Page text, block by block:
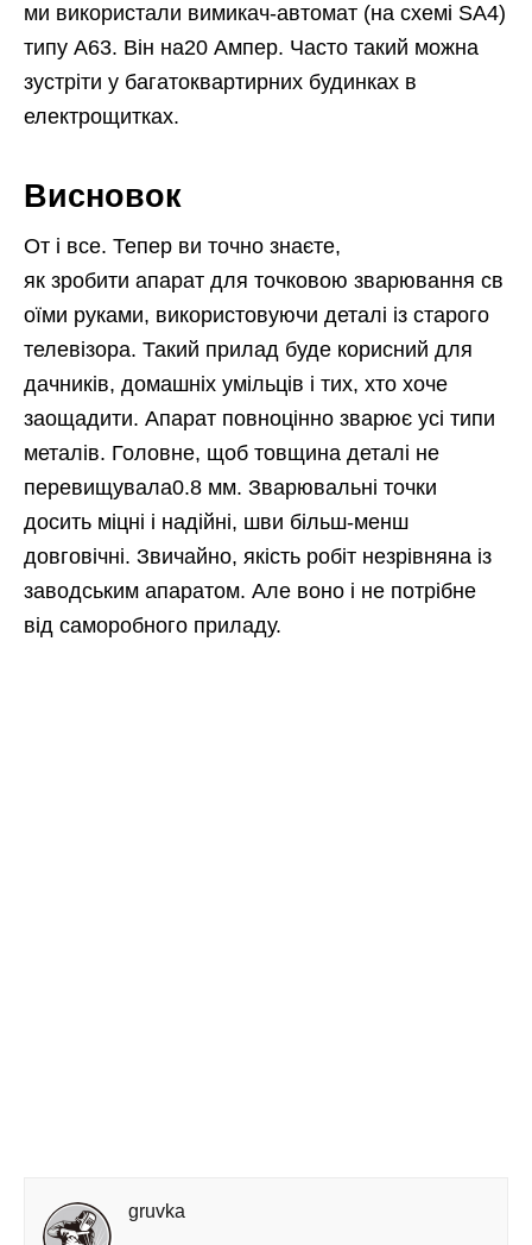
ми використали вимикач-автомат (на схемі SA4)
типу А63. Він на20 Ампер. Часто такий можна
зустріти у багатоквартирних будинках в
електрощитках.
Висновок
От і все. Тепер ви точно знаєте,
як зробити апарат для точковою зварювання св
оїми руками, використовуючи деталі із старого
телевізора. Такий прилад буде корисний для
дачників, домашніх умільців і тих, хто хоче
заощадити. Апарат повноцінно зварює усі типи
металів. Головне, щоб товщина деталі не
перевищувала0.8 мм. Зварювальні точки
досить міцні і надійні, шви більш-менш
довговічні. Звичайно, якість робіт незрівняна із
заводським апаратом. Але воно і не потрібне
від саморобного приладу.
gruvka